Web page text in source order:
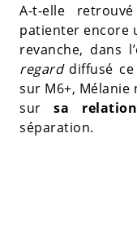
A-t-elle
patienter encore
revanche, dans
regard diffusé
sur M6+, Mélanie
sur sa
séparation.